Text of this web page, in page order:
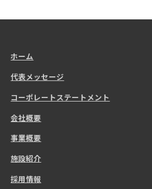
ホーム
代表メッセージ
コーポレートステートメント
会社概要
事業概要
施設紹介
採用情報